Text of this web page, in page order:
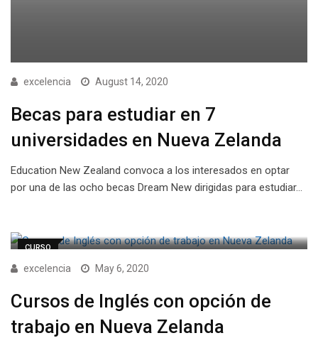
excelencia August 14, 2020
Becas para estudiar en 7
universidades en Nueva Zelanda
Education New Zealand convoca a los interesados en optar
por una de las ocho becas Dream New dirigidas para estudiar…
CURSO
excelencia May 6, 2020
Cursos de Inglés con opción de
trabajo en Nueva Zelanda